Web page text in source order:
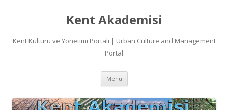
Kent Akademisi
Kent Kültürü ve Yönetimi Portalı | Urban Culture and Management
Portal
Menü İçeriğe